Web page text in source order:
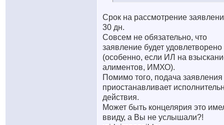
Срок на рассмотрение
30 дн.
Совсем не обязательно, что
заявление будет удовлетворено
(особенно, если ИЛ на
алиментов, ИМХО).
Помимо того, подача заявления
приостанавливает
действия.
Может быть концелярия это
ввиду, а Вы не услышали?!